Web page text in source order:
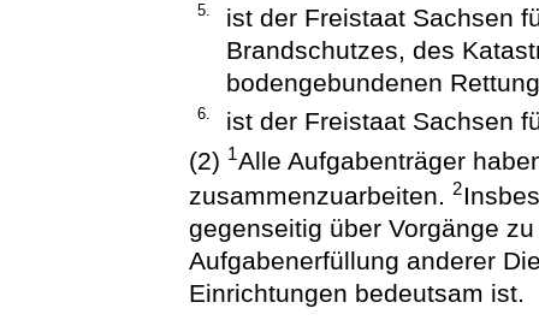
5.
ist der Freistaat Sachsen
Brandschutzes, des
bodengebundenen
6.
ist der Freistaat Sachsen
(2) 1Alle Aufgabenträger
zusammenzuarbeiten.2
gegenseitig über Vorgänge
Aufgabenerfüllung anderer
Einrichtungen bedeutsam ist.